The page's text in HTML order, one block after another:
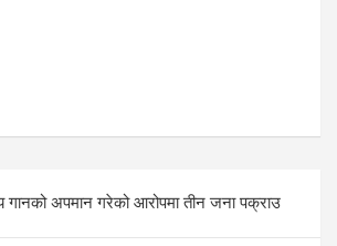
गानको अपमान गरेको आरोपमा तीन जना पक्राउ